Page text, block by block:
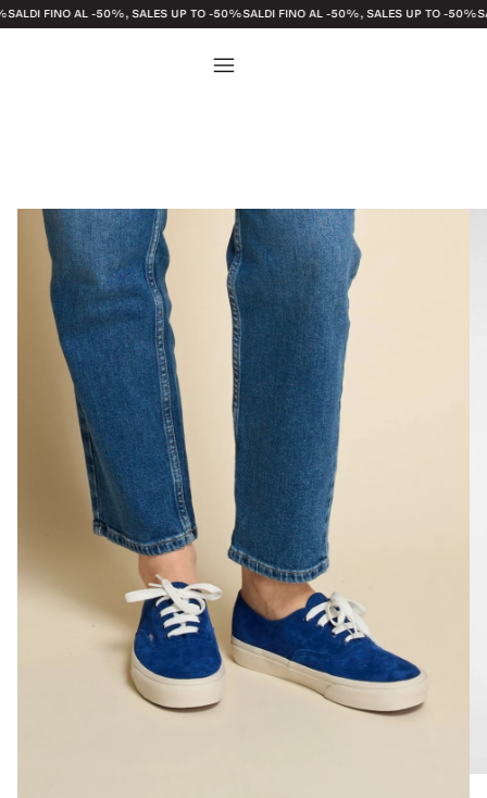
AL -50%, SALES UP TO -50%SALDI FINO AL -50%, SALES UP TO -50%SALDI